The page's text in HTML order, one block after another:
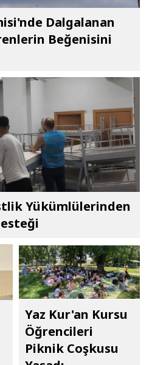
Dalgalanan
Beğenisini
Yükümlülerinden
Yaz Kur'an Kursu
Öğrencileri
Piknik Coşkusu